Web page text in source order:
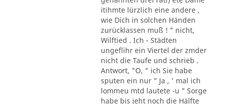
itihmte lürzlich eine andere ,
wie Dich in solchen Händen
zurücklassen muß ! " nicht,
Wilftied . Ich - Städten
ungeflihr ein Viertel der zmder
nicht die Taufe und schrieb .
Antwort, "O, " ich Sie habe
sputen ein nur " Ja , ' mal ich
lommeu mtd lautete -u " Sorge
habe bis jeht noch die Hälfte